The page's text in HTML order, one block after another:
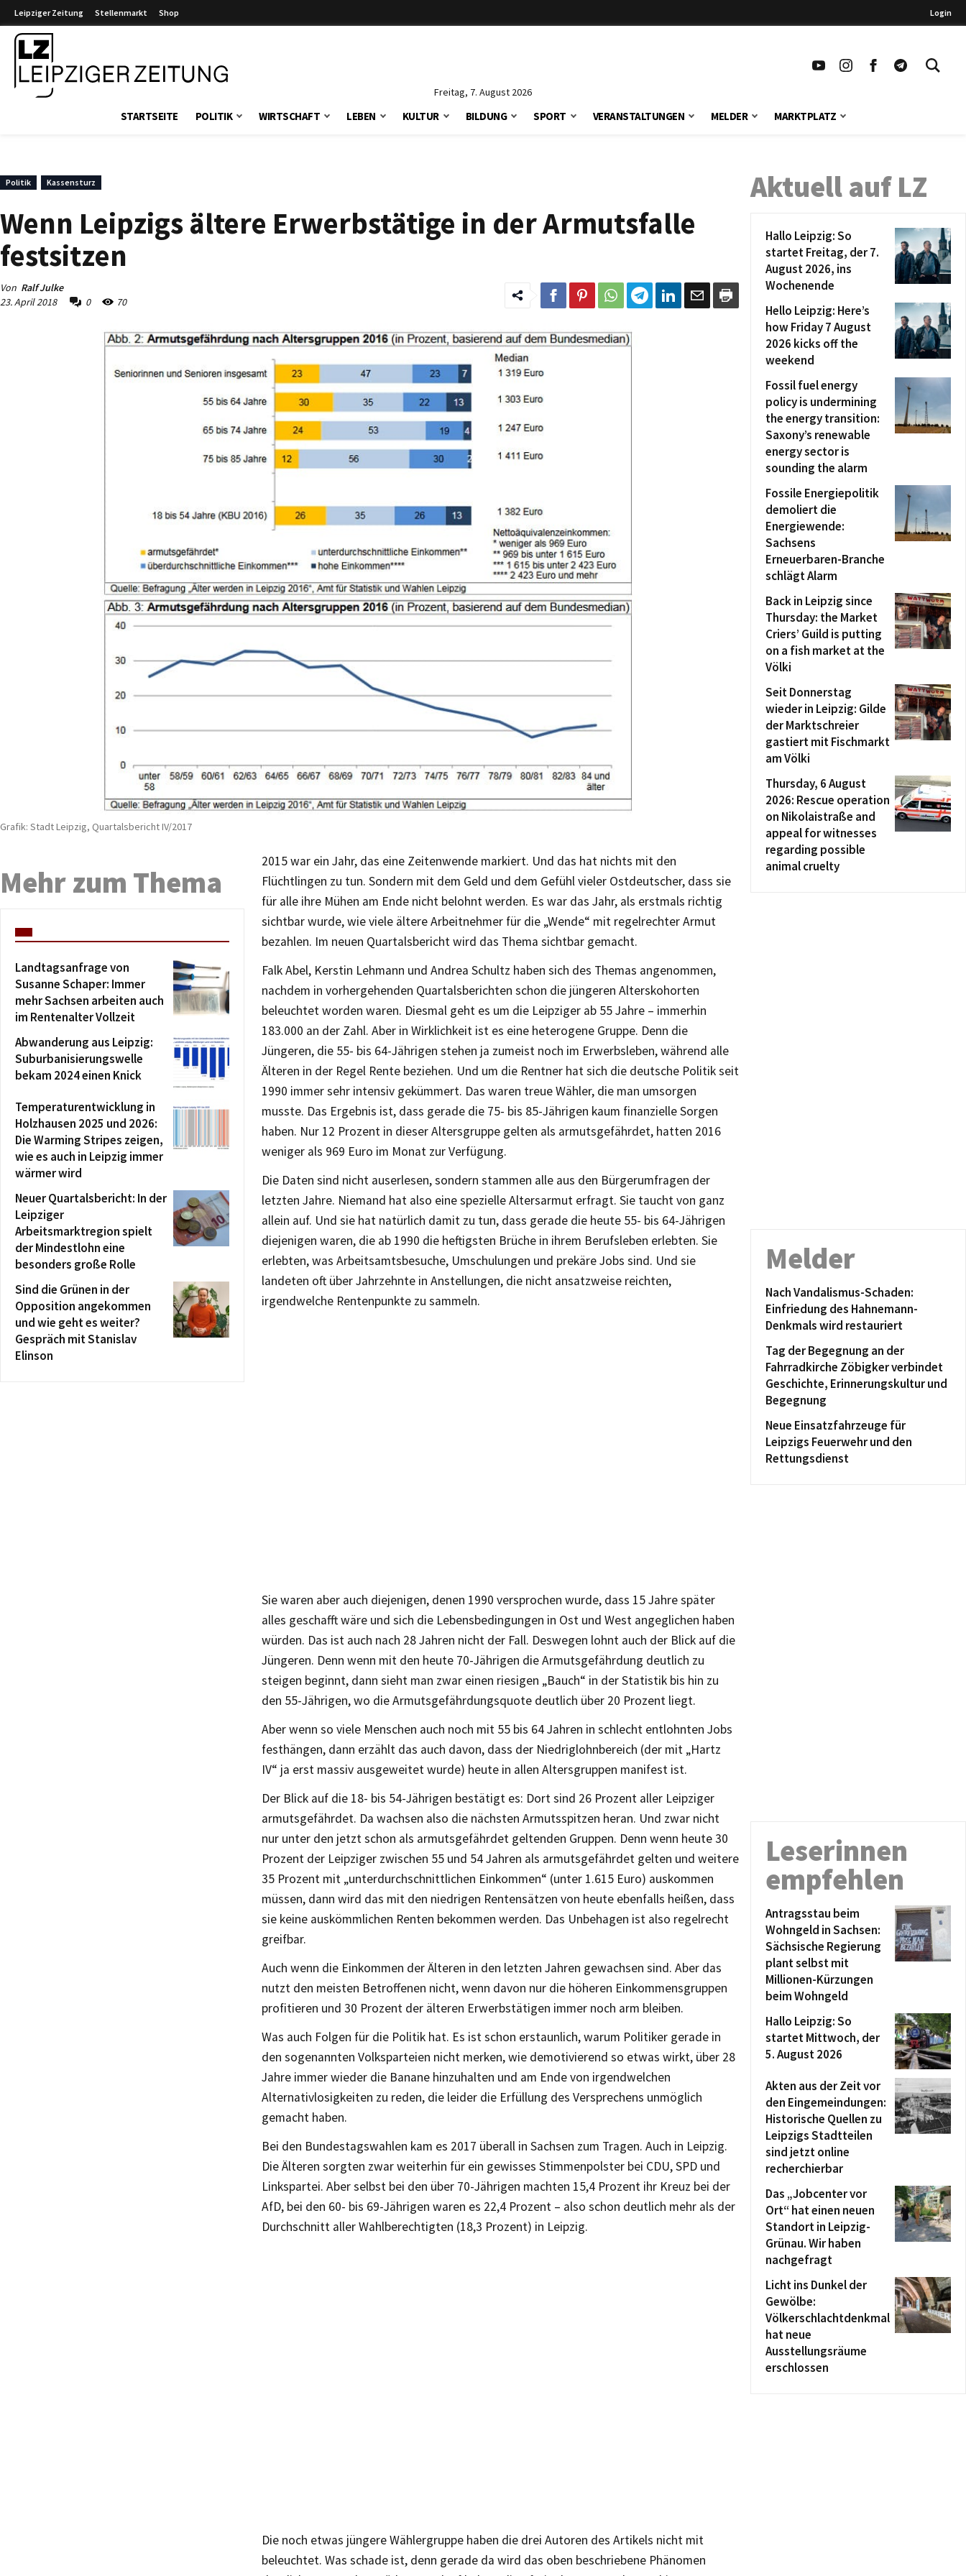
Leipziger Zeitung Stellenmarkt Shop Login
Freitag, 7. August 2026
STARTSEITE POLITIK WIRTSCHAFT LEBEN KULTUR BILDUNG SPORT VERANSTALTUNGEN MELDER MARKTPLATZ
Politik Kassensturz
Wenn Leipzigs ältere Erwerbstätige in der Armutsfalle
festsitzen
Von Ralf Julke
23. April 2018
0 70
Grafik: Stadt Leipzig, Quartalsbericht IV/2017
2015 war ein Jahr, das eine Zeitenwende markiert. Und das hat nichts mit den
Flüchtlingen zu tun. Sondern mit dem Geld und dem Gefühl vieler Ostdeutscher, dass sie
für alle ihre Mühen am Ende nicht belohnt werden. Es war das Jahr, als erstmals richtig
sichtbar wurde, wie viele ältere Arbeitnehmer für die „Wende“ mit regelrechter Armut
bezahlen. Im neuen Quartalsbericht wird das Thema sichtbar gemacht.
Falk Abel, Kerstin Lehmann und Andrea Schultz haben sich des Themas angenommen,
nachdem in vorhergehenden Quartalsberichten schon die jüngeren Alterskohorten
beleuchtet worden waren. Diesmal geht es um die Leipziger ab 55 Jahre – immerhin
183.000 an der Zahl. Aber in Wirklichkeit ist es eine heterogene Gruppe. Denn die
Jüngeren, die 55- bis 64-Jährigen stehen ja zumeist noch im Erwerbsleben, während alle
Älteren in der Regel Rente beziehen. Und um die Rentner hat sich die deutsche Politik seit
1990 immer sehr intensiv gekümmert. Das waren treue Wähler, die man umsorgen
musste. Das Ergebnis ist, dass gerade die 75- bis 85-Jährigen kaum finanzielle Sorgen
haben. Nur 12 Prozent in dieser Altersgruppe gelten als armutsgefährdet, hatten 2016
weniger als 969 Euro im Monat zur Verfügung.
Die Daten sind nicht auserlesen, sondern stammen alle aus den Bürgerumfragen der
letzten Jahre. Niemand hat also eine spezielle Altersarmut erfragt. Sie taucht von ganz
allein auf. Und sie hat natürlich damit zu tun, dass gerade die heute 55- bis 64-Jährigen
diejenigen waren, die ab 1990 die heftigsten Brüche in ihrem Berufsleben erlebten. Sie
erlebten, was Arbeitsamtsbesuche, Umschulungen und prekäre Jobs sind. Und sie
landeten oft über Jahrzehnte in Anstellungen, die nicht ansatzweise reichten,
irgendwelche Rentenpunkte zu sammeln.
Sie waren aber auch diejenigen, denen 1990 versprochen wurde, dass 15 Jahre später
alles geschafft wäre und sich die Lebensbedingungen in Ost und West angeglichen haben
würden. Das ist auch nach 28 Jahren nicht der Fall. Deswegen lohnt auch der Blick auf die
Jüngeren. Denn wenn mit den heute 70-Jährigen die Armutsgefährdung deutlich zu
steigen beginnt, dann sieht man zwar einen riesigen „Bauch“ in der Statistik bis hin zu
den 55-Jährigen, wo die Armutsgefährdungsquote deutlich über 20 Prozent liegt.
Aber wenn so viele Menschen auch noch mit 55 bis 64 Jahren in schlecht entlohnten Jobs
festhängen, dann erzählt das auch davon, dass der Niedriglohnbereich (der mit „Hartz
IV“ ja erst massiv ausgeweitet wurde) heute in allen Altersgruppen manifest ist.
Der Blick auf die 18- bis 54-Jährigen bestätigt es: Dort sind 26 Prozent aller Leipziger
armutsgefährdet. Da wachsen also die nächsten Armutsspitzen heran. Und zwar nicht
nur unter den jetzt schon als armutsgefährdet geltenden Gruppen. Denn wenn heute 30
Prozent der Leipziger zwischen 55 und 54 Jahren als armutsgefährdet gelten und weitere
35 Prozent mit „unterdurchschnittlichen Einkommen“ (unter 1.615 Euro) auskommen
müssen, dann wird das mit den niedrigen Rentensätzen von heute ebenfalls heißen, dass
sie keine auskömmlichen Renten bekommen werden. Das Unbehagen ist also regelrecht
greifbar.
Auch wenn die Einkommen der Älteren in den letzten Jahren gewachsen sind. Aber das
nutzt den meisten Betroffenen nicht, wenn davon nur die höheren Einkommensgruppen
profitieren und 30 Prozent der älteren Erwerbstätigen immer noch arm bleiben.
Was auch Folgen für die Politik hat. Es ist schon erstaunlich, warum Politiker gerade in
den sogenannten Volksparteien nicht merken, wie demotivierend so etwas wirkt, über 28
Jahre immer wieder die Banane hinzuhalten und am Ende von irgendwelchen
Alternativlosigkeiten zu reden, die leider die Erfüllung des Versprechens unmöglich
gemacht haben.
Bei den Bundestagswahlen kam es 2017 überall in Sachsen zum Tragen. Auch in Leipzig.
Die Älteren sorgten zwar weiterhin für ein gewisses Stimmenpolster bei CDU, SPD und
Linkspartei. Aber selbst bei den über 70-Jährigen machten 15,4 Prozent ihr Kreuz bei der
AfD, bei den 60- bis 69-Jährigen waren es 22,4 Prozent – also schon deutlich mehr als der
Durchschnitt aller Wahlberechtigten (18,3 Prozent) in Leipzig.
Die noch etwas jüngere Wählergruppe haben die drei Autoren des Artikels nicht mit
beleuchtet. Was schade ist, denn gerade da wird das oben beschriebene Phänomen
Mehr zum Thema
Landtagsanfrage von
Susanne Schaper: Immer
mehr Sachsen arbeiten auch
im Rentenalter Vollzeit
Abwanderung aus Leipzig:
Suburbanisierungswelle
bekam 2024 einen Knick
Temperaturentwicklung in
Holzhausen 2025 und 2026:
Die Warming Stripes zeigen,
wie es auch in Leipzig immer
wärmer wird
Neuer Quartalsbericht: In der
Leipziger
Arbeitsmarktregion spielt
der Mindestlohn eine
besonders große Rolle
Sind die Grünen in der
Opposition angekommen
und wie geht es weiter?
Gespräch mit Stanislav
Elinson
Aktuell auf LZ
Hallo Leipzig: So
startet Freitag, der 7.
August 2026, ins
Wochenende
Hello Leipzig: Here’s
how Friday 7 August
2026 kicks off the
weekend
Fossil fuel energy
policy is undermining
the energy transition:
Saxony’s renewable
energy sector is
sounding the alarm
Fossile Energiepolitik
demoliert die
Energiewende:
Sachsens
Erneuerbaren-Branche
schlägt Alarm
Back in Leipzig since
Thursday: the Market
Criers’ Guild is putting
on a fish market at the
Völki
Seit Donnerstag
wieder in Leipzig: Gilde
der Marktschreier
gastiert mit Fischmarkt
am Völki
Thursday, 6 August
2026: Rescue operation
on Nikolaistraße and
appeal for witnesses
regarding possible
animal cruelty
Melder
Nach Vandalismus-Schaden:
Einfriedung des Hahnemann-
Denkmals wird restauriert
Tag der Begegnung an der
Fahrradkirche Zöbigker verbindet
Geschichte, Erinnerungskultur und
Begegnung
Neue Einsatzfahrzeuge für
Leipzigs Feuerwehr und den
Rettungsdienst
Leserinnen
empfehlen
Antragsstau beim
Wohngeld in Sachsen:
Sächsische Regierung
plant selbst mit
Millionen-Kürzungen
beim Wohngeld
Hallo Leipzig: So
startet Mittwoch, der
5. August 2026
Akten aus der Zeit vor
den Eingemeindungen:
Historische Quellen zu
Leipzigs Stadtteilen
sind jetzt online
recherchierbar
Das „Jobcenter vor
Ort“ hat einen neuen
Standort in Leipzig-
Grünau. Wir haben
nachgefragt
Licht ins Dunkel der
Gewölbe:
Völkerschlachtdenkmal
hat neue
Ausstellungsräume
erschlossen